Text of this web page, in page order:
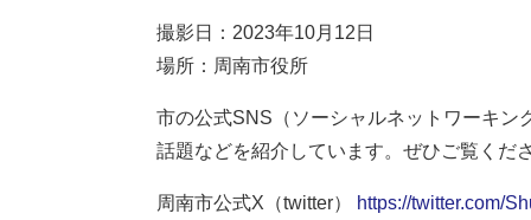
撮影日：2023年10月12日
場所：周南市役所
市の公式SNS（ソーシャルネットワーキン
話題などを紹介しています。ぜひご覧くだ
周南市公式X（twitter） https://twitter.com/